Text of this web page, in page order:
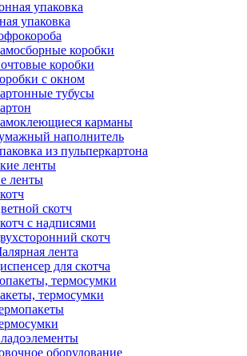
упаковка
коробки
коробки
с окном
тубусы
карманы
наполнитель
из пульперкартона
ленты
скотч
с надписями
скотч
лента
для скотча
термосумки